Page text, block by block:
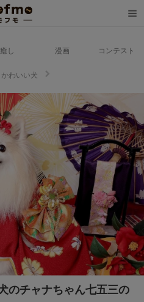
癒し 漫画 コンテスト
かわいい犬
のチャナちゃん七五三の